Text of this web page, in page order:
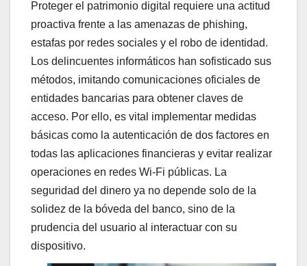
Proteger el patrimonio digital requiere una actitud
proactiva frente a las amenazas de phishing,
estafas por redes sociales y el robo de identidad.
Los delincuentes informáticos han sofisticado sus
métodos, imitando comunicaciones oficiales de
entidades bancarias para obtener claves de
acceso. Por ello, es vital implementar medidas
básicas como la autenticación de dos factores en
todas las aplicaciones financieras y evitar realizar
operaciones en redes Wi-Fi públicas. La
seguridad del dinero ya no depende solo de la
solidez de la bóveda del banco, sino de la
prudencia del usuario al interactuar con su
dispositivo.